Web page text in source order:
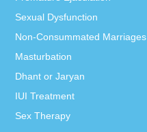
Sexual Dysfunction
Non-Consummated Marriages
Masturbation
Dhant or Jaryan
IUI Treatment
Sex Therapy